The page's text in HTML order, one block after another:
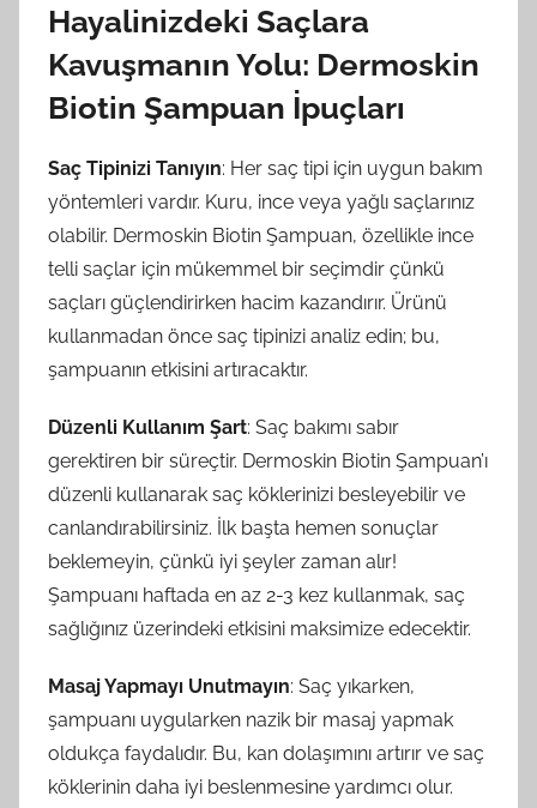
Hayalinizdeki Saçlara
Kavuşmanın Yolu: Dermoskin
Biotin Şampuan İpuçları
Saç Tipinizi Tanıyın: Her saç tipi için uygun bakım
yöntemleri vardır. Kuru, ince veya yağlı saçlarınız
olabilir. Dermoskin Biotin Şampuan, özellikle ince
telli saçlar için mükemmel bir seçimdir çünkü
saçları güçlendirirken hacim kazandırır. Ürünü
kullanmadan önce saç tipinizi analiz edin; bu,
şampuanın etkisini artıracaktır.
Düzenli Kullanım Şart: Saç bakımı sabır
gerektiren bir süreçtir. Dermoskin Biotin Şampuan’ı
düzenli kullanarak saç köklerinizi besleyebilir ve
canlandırabilirsiniz. İlk başta hemen sonuçlar
beklemeyin, çünkü iyi şeyler zaman alır!
Şampuanı haftada en az 2-3 kez kullanmak, saç
sağlığınız üzerindeki etkisini maksimize edecektir.
Masaj Yapmayı Unutmayın: Saç yıkarken,
şampuanı uygularken nazik bir masaj yapmak
oldukça faydalıdır. Bu, kan dolaşımını artırır ve saç
köklerinin daha iyi beslenmesine yardımcı olur.